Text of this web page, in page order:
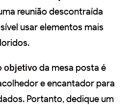
reunião descontraída
usar elementos mais
objetivo da mesa posta é
e encantador para
Portanto, dedique um